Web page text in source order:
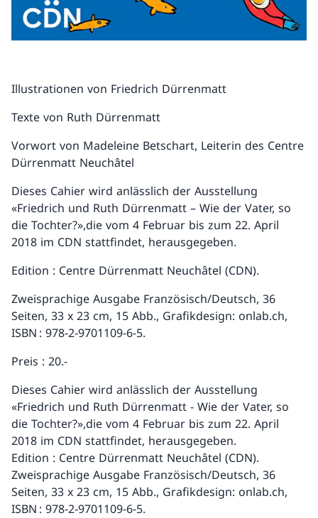
Illustrationen von Friedrich Dürrenmatt
Texte von Ruth Dürrenmatt
Vorwort von Madeleine Betschart, Leiterin des Centre
Dürrenmatt Neuchâtel
Dieses Cahier wird anlässlich der Ausstellung
«Friedrich und Ruth Dürrenmatt – Wie der Vater, so
die Tochter?»,die vom 4 Februar bis zum 22. April
2018 im CDN stattfindet, herausgegeben.
Edition : Centre Dürrenmatt Neuchâtel (CDN).
Zweisprachige Ausgabe Französisch/Deutsch, 36
Seiten, 33 x 23 cm, 15 Abb., Grafikdesign: onlab.ch,
ISBN : 978-2-9701109-6-5.
Preis : 20.-
Dieses Cahier wird anlässlich der Ausstellung
«Friedrich und Ruth Dürrenmatt - Wie der Vater, so
die Tochter?»,die vom 4 Februar bis zum 22. April
2018 im CDN stattfindet, herausgegeben.
Edition : Centre Dürrenmatt Neuchâtel (CDN).
Zweisprachige Ausgabe Französisch/Deutsch, 36
Seiten, 33 x 23 cm, 15 Abb., Grafikdesign: onlab.ch,
ISBN : 978-2-9701109-6-5.